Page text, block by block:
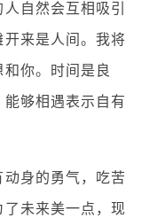
自然会互相吸引
来是人间。我将
你。时间是良
够相遇表示自有
身的勇气，吃苦
未来美一点，现